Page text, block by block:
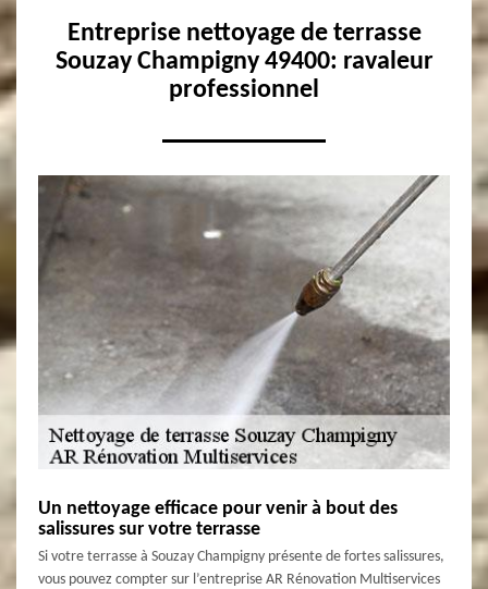
Entreprise nettoyage de terrasse
Souzay Champigny 49400: ravaleur
professionnel
Un nettoyage efficace pour venir à bout des
salissures sur votre terrasse
Si votre terrasse à Souzay Champigny présente de fortes salissures,
vous pouvez compter sur l’entreprise AR Rénovation Multiservices